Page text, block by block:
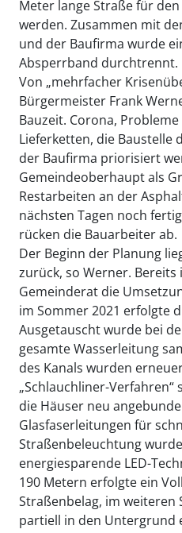
Meter lange Straße für
werden. Zusammen mit
und der Baufirma wurde
Absperrband durchtrennt.
Von „mehrfacher
Bürgermeister Frank
Bauzeit. Corona,
Lieferketten, die Baustelle
der Baufirma priorisiert
Gemeindeoberhaupt als
Restarbeiten an der
nächsten Tagen noch
rücken die Bauarbeiter ab.
Der Beginn der Planung
zurück, so Werner. Bereits
Gemeinderat die
im Sommer 2021 erfolgte
Ausgetauscht wurde bei
gesamte Wasserleitung
des Kanals wurden
„Schlauchliner-
die Häuser neu
Glasfaserleitungen für
Straßenbeleuchtung
energiesparende LED-
190 Metern erfolgte ein
Straßenbelag, im
partiell in den Untergrund